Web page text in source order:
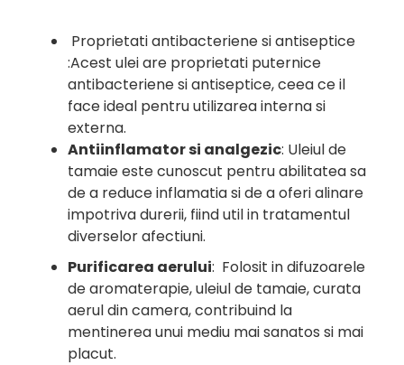
Proprietati antibacteriene si antiseptice
:Acest ulei are proprietati puternice
antibacteriene si antiseptice, ceea ce il
face ideal pentru utilizarea interna si
externa.
Antiinflamator si analgezic: Uleiul de
tamaie este cunoscut pentru abilitatea sa
de a reduce inflamatia si de a oferi alinare
impotriva durerii, fiind util in tratamentul
diverselor afectiuni.
Purificarea aerului: Folosit in difuzoarele
de aromaterapie, uleiul de tamaie, curata
aerul din camera, contribuind la
mentinerea unui mediu mai sanatos si mai
placut.